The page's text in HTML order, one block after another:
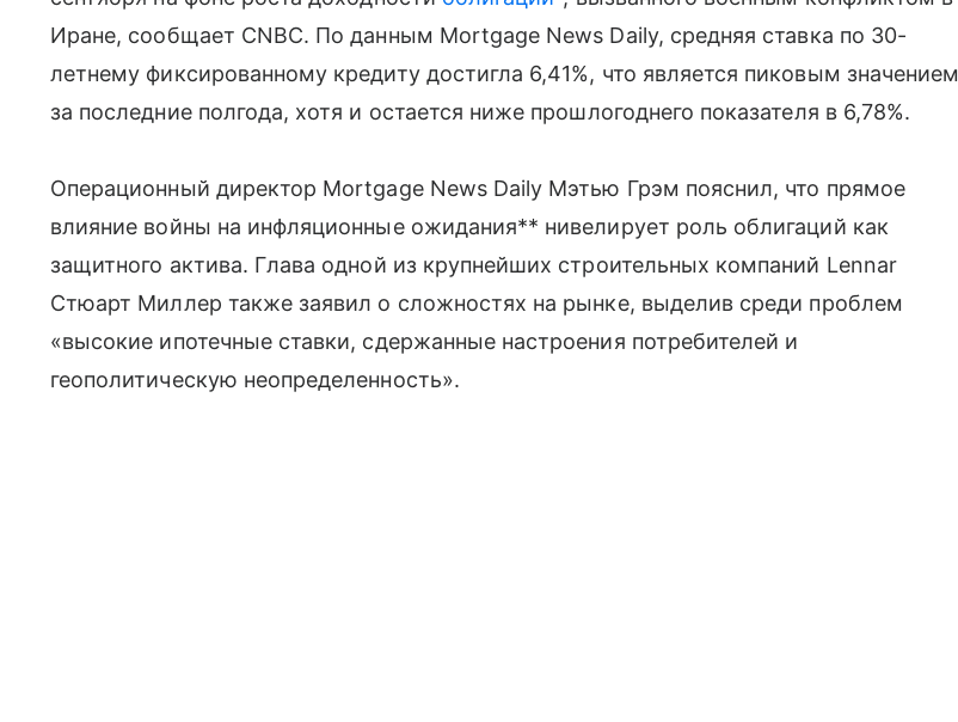
Иране, сообщает CNBC. По данным Mortgage News Daily, средняя ставка по 30-
летнему фиксированному кредиту достигла 6,41%, что является пиковым значением
за последние полгода, хотя и остается ниже прошлогоднего показателя в 6,78%.
Операционный директор Mortgage News Daily Мэтью Грэм пояснил, что прямое
влияние войны на инфляционные ожидания** нивелирует роль облигаций как
защитного актива. Глава одной из крупнейших строительных компаний Lennar
Стюарт Миллер также заявил о сложностях на рынке, выделив среди проблем
«высокие ипотечные ставки, сдержанные настроения потребителей и
геополитическую неопределенность».